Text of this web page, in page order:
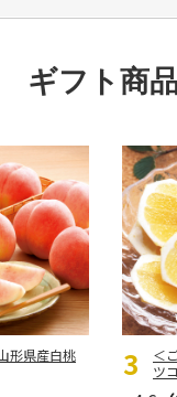
ギフト商
形県産白桃
＜
ツ